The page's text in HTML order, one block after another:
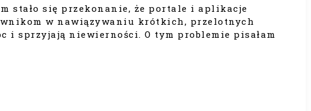
stało się przekonanie, że portale i aplikacje
w nawiązywaniu krótkich, przelotnych
i sprzyjają niewierności. O tym problemie pisałam